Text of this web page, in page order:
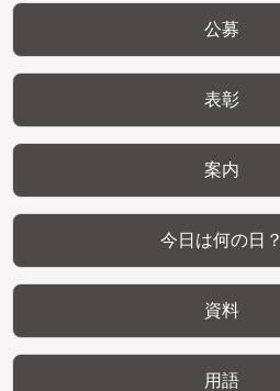
公募
表彰
案内
今日は何の日？
資料
用語